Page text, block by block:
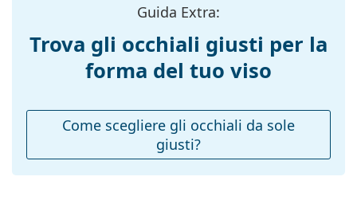
Esplora l'intera gamma diocchiali da sole
montatura:
140 mm
Ponte:
18 mm
110 g
Guida Extra:
Trova gli occhiali giusti per la
forma del tuo viso
Come scegliere gli occhiali da sole
giusti?